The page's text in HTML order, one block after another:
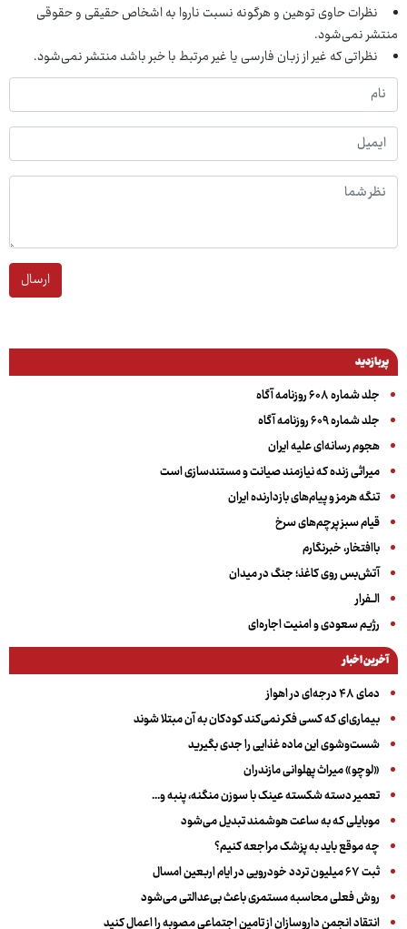
نظرات حاوی توهین و هرگونه نسبت ناروا به اشخاص حقیقی و حقوقی
منتشر نمی‌شود.
نظراتی که غیر از زبان فارسی یا غیر مرتبط با خبر باشد منتشر نمی‌شود.
ارسال
پربازدید
جلد شماره ۶۰۸ روزنامه آگاه
جلد شماره ۶۰۹ روزنامه آگاه
هجوم رسانه‌ای علیه ایران
میراثی زنده که نیازمند صیانت و مستندسازی است
تنگه هرمز و پیام‌های بازدارنده ایران
قیام سبز پرچم‌های سرخ
باافتخار، خبرنگارم
آتش‌بس روی کاغذ؛ جنگ در میدان
الــفرار
رژیم سعودی و امنیت اجاره‌ای
آخرین اخبار
دمای ۴۸ درجه‌ای در اهواز
بیماری‌ای که کسی فکر نمی‌کند کودکان به آن مبتلا شوند
شست‌وشوی این ماده غذایی را جدی بگیرید
«لوچو» میراث پهلوانی مازندران
تعمیر دسته شکسته عینک با سوزن منگنه، پنبه و...
موبایلی که به ساعت هوشمند تبدیل می‌شود
چه موقع باید به پزشک مراجعه کنیم؟
ثبت ۶۷ میلیون تردد خودرویی در ایام اربعین امسال
روش فعلی محاسبه مستمری باعث بی‌عدالتی می‌شود
انتقاد انجمن داروسازان از تامین اجتماعی مصوبه را اعمال کنید